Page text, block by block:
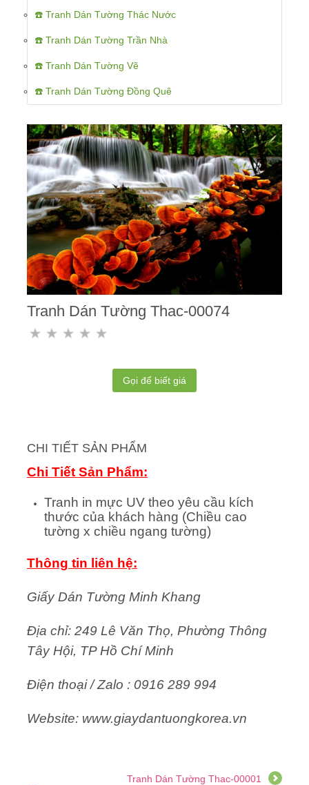
☎️ Tranh Dán Tường Thác Nước
☎️ Tranh Dán Tường Trần Nhà
☎️ Tranh Dán Tường Vẽ
☎️ Tranh Dán Tường Đồng Quê
Tranh Dán Tường Thac-00074
Gọi để biết giá
CHI TIẾT SẢN PHẨM
Chi Tiết Sản Phẩm:
Tranh in mực UV theo yêu cầu kích
thước của khách hàng (Chiều cao
tường x chiều ngang tường)
Thông tin liên hệ:
Giấy Dán Tường Minh Khang
Địa chỉ: 249 Lê Văn Thọ, Phường Thông
Tây Hội, TP Hồ Chí Minh
Điện thoại / Zalo : 0916 289 994
Website: www.giaydantuongkorea.vn
Tranh Dán Tường Thac-00001